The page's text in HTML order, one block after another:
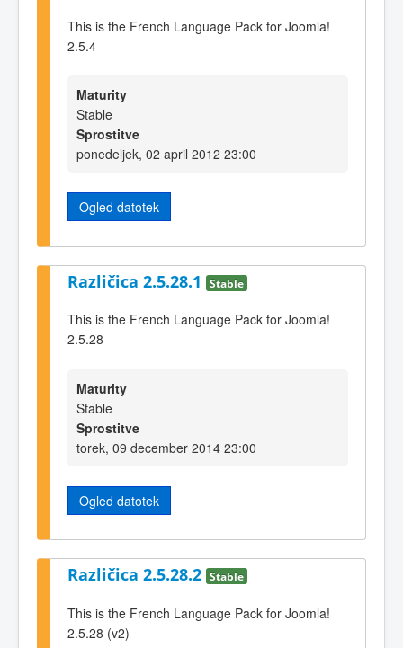
This is the French Language Pack for Joomla!
2.5.4
Maturity
Stable
Sprostitve
ponedeljek, 02 april 2012 23:00
Ogled datotek
Različica 2.5.28.1 Stable
This is the French Language Pack for Joomla!
2.5.28
Maturity
Stable
Sprostitve
torek, 09 december 2014 23:00
Ogled datotek
Različica 2.5.28.2 Stable
This is the French Language Pack for Joomla!
2.5.28 (v2)